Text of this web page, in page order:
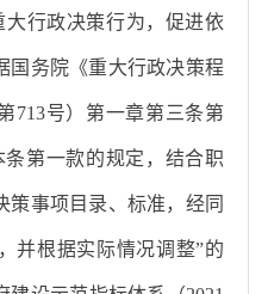
行政决策行为，促进依
国务院《重大行政决策程
713号）第一章第三条第
第一款的规定，结合职
策事项目录、标准，经同
并根据实际情况调整”的